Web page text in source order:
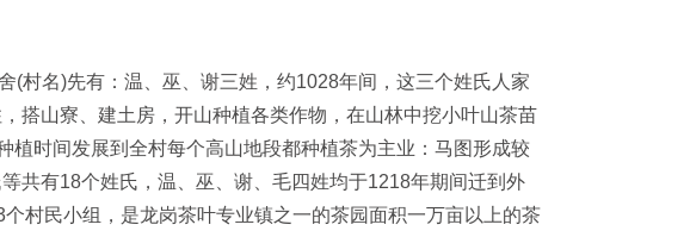
名)先有：温、巫、谢三姓，约1028年间，这三个姓氏人家
搭山寮、建土房，开山种植各类作物，在山林中挖小叶山茶苗
植时间发展到全村每个高山地段都种植茶为主业：马图形成较
共有18个姓氏，温、巫、谢、毛四姓均于1218年期间迁到外
村民小组，是龙岗茶叶专业镇之一的茶园面积一万亩以上的茶